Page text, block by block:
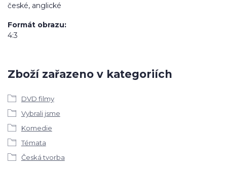
české, anglické
Formát obrazu
4:3
Zboží zařazeno v kategoriích
DVD filmy
Vybrali jsme
Komedie
Témata
Česká tvorba